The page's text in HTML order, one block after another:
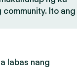
Ito ang
labas nang